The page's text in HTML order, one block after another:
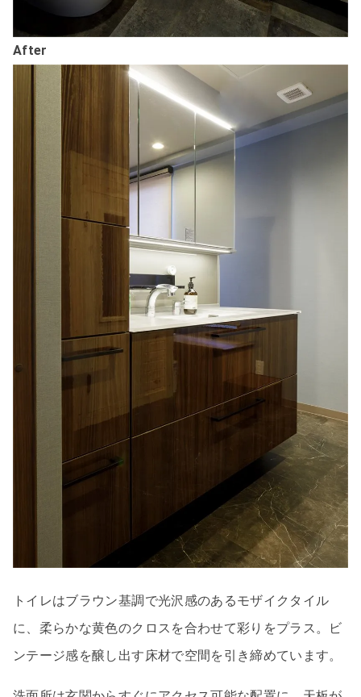
After
トイレはブラウン基調で光沢感のあるモザイクタイル
に、柔らかな黄色のクロスを合わせて彩りをプラス。ビ
ンテージ感を醸し出す床材で空間を引き締めています。